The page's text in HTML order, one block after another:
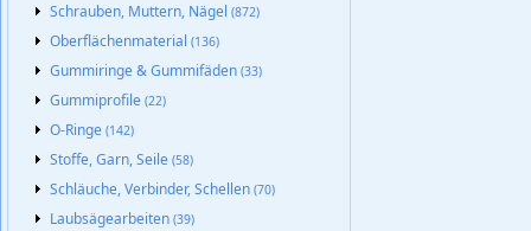
Schrauben, Muttern, Nägel (872)
Oberflächenmaterial (136)
Gummiringe & Gummifäden (33)
Gummiprofile (22)
O-Ringe (142)
Stoffe, Garn, Seile (58)
Schläuche, Verbinder, Schellen (70)
Laubsägearbeiten (39)